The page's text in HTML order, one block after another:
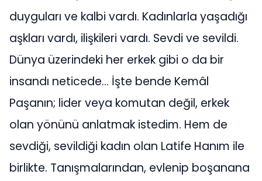
duyguları ve kalbi vardı. Kadınlarla yaşadığı
aşkları vardı, ilişkileri vardı. Sevdi ve sevildi.
Dünya üzerindeki her erkek gibi o da bir
insandı neticede… İşte bende Kemâl
Paşanın; lider veya komutan değil, erkek
olan yönünü anlatmak istedim. Hem de
sevdiği, sevildiği kadın olan Latife Hanım ile
birlikte. Tanışmalarından, evlenip boşanana